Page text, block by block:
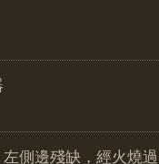
側邊殘缺，經火燒